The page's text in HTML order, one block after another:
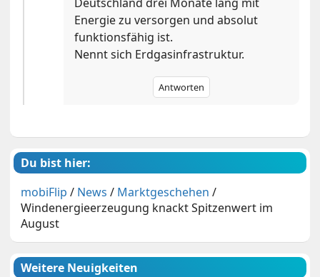
Deutschland drei Monate lang mit
Energie zu versorgen und absolut
funktionsfähig ist.
Nennt sich Erdgasinfrastruktur.
Antworten
Du bist hier:
mobiFlip / News / Marktgeschehen /
Windenergieerzeugung knackt Spitzenwert im
August
Weitere Neuigkeiten